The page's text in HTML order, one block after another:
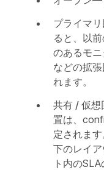
プライマ
ると、以
のあるモ
などの拡
れます。
共有 / 仮想
置は、
定されま
下のレイ
ト内の